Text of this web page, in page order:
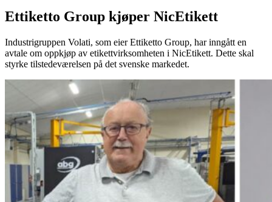
Ettiketto Group kjøper NicEtikett
Industrigruppen Volati, som eier Ettiketto Group, har inngått en
avtale om oppkjøp av etikettvirksomheten i NicEtikett. Dette skal
styrke tilstedeværelsen på det svenske markedet.